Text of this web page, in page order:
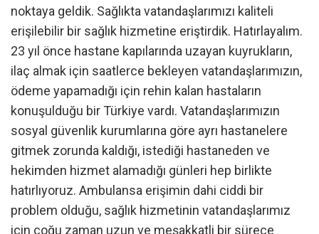
noktaya geldik. Sağlıkta vatandaşlarımızı kaliteli
erişilebilir bir sağlık hizmetine eriştirdik. Hatırlayalım.
23 yıl önce hastane kapılarında uzayan kuyrukların,
ilaç almak için saatlerce bekleyen vatandaşlarımızın,
ödeme yapamadığı için rehin kalan hastaların
konuşulduğu bir Türkiye vardı. Vatandaşlarımızın
sosyal güvenlik kurumlarına göre ayrı hastanelere
gitmek zorunda kaldığı, istediği hastaneden ve
hekimden hizmet alamadığı günleri hep birlikte
hatırlıyoruz. Ambulansa erişimin dahi ciddi bir
problem olduğu, sağlık hizmetinin vatandaşlarımız
için çoğu zaman uzun ve meşakkatli bir sürece